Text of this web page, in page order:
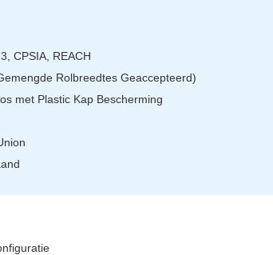
CPSIA, REACH
Rolbreedtes Geaccepteerd)
met Plastic Kap Bescherming